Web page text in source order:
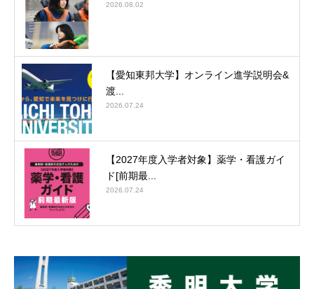
2026.08.02
【愛知東邦大学】オンライン進学説明会&
渡...
2026.07.24
【2027年度入学者対象】薬学・看護ガイ
ド[前期最...
2026.07.24